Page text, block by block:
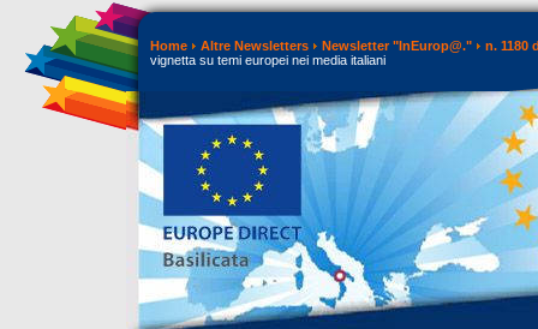
Home Altre Newsletters Newsletter "InEurop@."
n. 1180
vignetta su temi europei nei media italiani